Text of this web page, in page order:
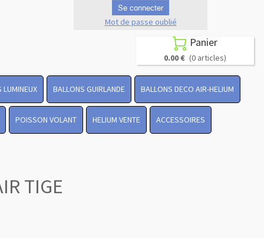
Se connecter
Mot de passe oublié
 Panier
0.00 € (0 articles)
LUMINEUX BALLONS GUIRLANDE BALLONS DECO AIR-HELIUM
POISSON VOLANT HELIUM VENTE ACCESSOIRES
TIGE